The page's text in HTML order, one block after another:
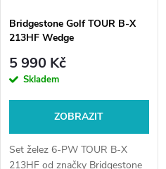
Bridgestone Golf TOUR B-X
213HF Wedge
5 990 Kč
Skladem
ZOBRAZIT
Set želez 6-PW TOUR B-X
213HF od značky Bridgestone